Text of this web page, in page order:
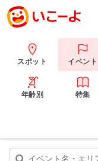
スポット イベント
年齢別 特集